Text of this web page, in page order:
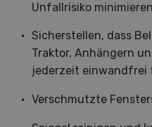
Unfallrisiko
Sicherstellen, dass
Traktor, Anhängern
jederzeit einwandfrei
Verschmutzte